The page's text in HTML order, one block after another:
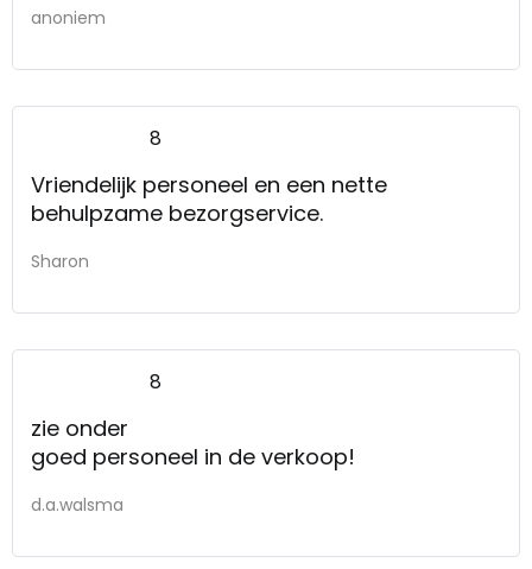
anoniem
8
Vriendelijk personeel en een nette
behulpzame bezorgservice.
Sharon
8
zie onder
goed personeel in de verkoop!
d.a.walsma